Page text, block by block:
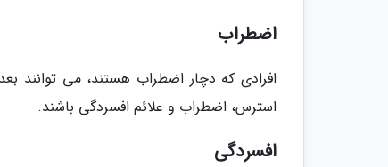
اضطراب
افرادی که دچار اضطراب هستند، می توانند
استرس، اضطراب و علائم افسردگی باشند.
افسردگی